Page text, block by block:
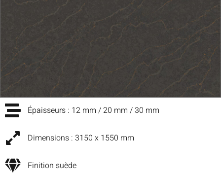
Épaisseurs : 12 mm / 20 mm / 30 mm
Dimensions : 3150 x 1550 mm
Finition suède